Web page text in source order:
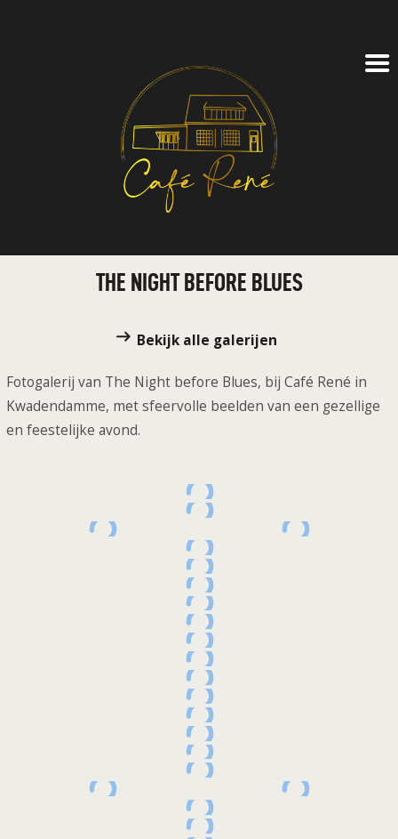
FEESTZAAL
ZAKELIJK
AGENDA
TICKETS
OVER ONS
THE NIGHT BEFORE BLUES
Bekijk alle galerijen
Fotogalerij van The Night before Blues, bij Café René in
Kwadendamme, met sfeervolle beelden van een gezellige
en feestelijke avond.